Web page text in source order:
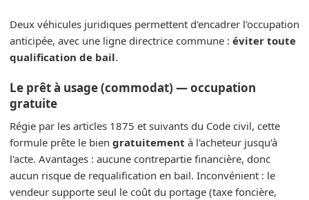
Deux véhicules juridiques permettent d'encadrer l'occupation
anticipée, avec une ligne directrice commune : éviter toute
qualification de bail.
Le prêt à usage (commodat) — occupation
gratuite
Régie par les articles 1875 et suivants du Code civil, cette
formule prête le bien gratuitement à l'acheteur jusqu'à
l'acte. Avantages : aucune contrepartie financière, donc
aucun risque de requalification en bail. Inconvénient : le
vendeur supporte seul le coût du portage (taxe foncière,